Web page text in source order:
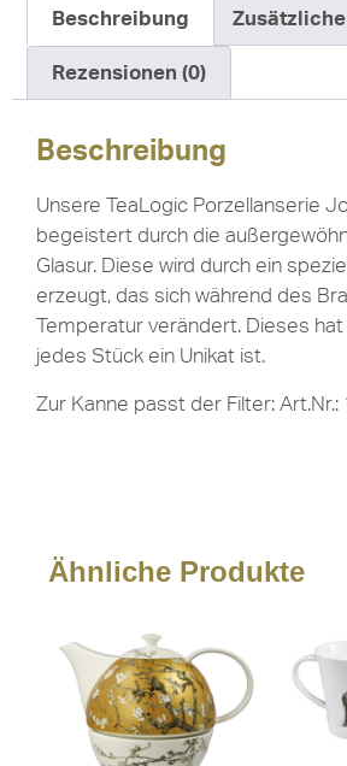
Beschreibung
Rezensionen (0)
Beschreibung
Unsere TeaLogic Porzellanserie
begeistert durch die
Glasur. Diese wird durch ein
erzeugt, das sich während des
Temperatur verändert. Dieses hat
jedes Stück ein Unikat ist.
Zur Kanne passt der Filter:
Ähnliche Produkte